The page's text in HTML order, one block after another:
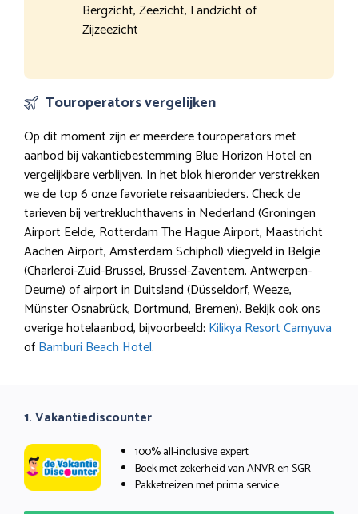
Bergzicht, Zeezicht, Landzicht of
Zijzeezicht
Touroperators vergelijken
Op dit moment zijn er meerdere touroperators met
aanbod bij vakantiebestemming Blue Horizon Hotel en
vergelijkbare verblijven. In het blok hieronder verstrekken
we de top 6 onze favoriete reisaanbieders. Check de
tarieven bij vertrekluchthavens in Nederland (Groningen
Airport Eelde, Rotterdam The Hague Airport, Maastricht
Aachen Airport, Amsterdam Schiphol) vliegveld in België
(Charleroi-Zuid-Brussel, Brussel-Zaventem, Antwerpen-
Deurne) of airport in Duitsland (Düsseldorf, Weeze,
Münster Osnabrück, Dortmund, Bremen). Bekijk ook ons
overige hotelaanbod, bijvoorbeeld: Kilikya Resort Camyuva
ofBamburi Beach Hotel.
1. Vakantiediscounter
100% all-inclusive expert
Boek met zekerheid van ANVR en SGR
Pakketreizen met prima service